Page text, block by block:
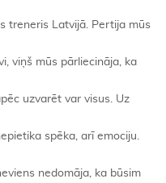
treneris Latvijā. Pertija mūs
viņš mūs pārliecināja, ka
uzvarēt var visus. Uz
spēka, arī emociju.
nedomāja, ka būsim